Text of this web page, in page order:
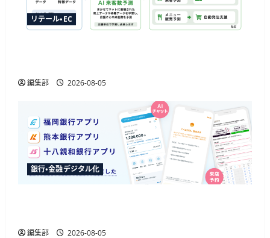
リテール・EC
編集部 2026-08-05
銀行・金融デジタル化
編集部 2026-08-05